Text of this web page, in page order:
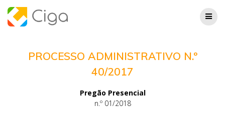
PROCESSO ADMINISTRATIVO N.º
40/2017
Pregão Presencial
n.º 01/2018